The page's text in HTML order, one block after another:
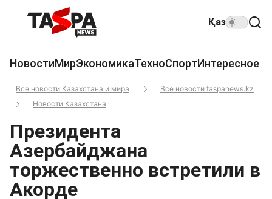
Қаз
НовостиМирЭкономикаТехноСпортИнтересное
Все новости Казахстана и мира
Все новости taspanews.kz
Новости Казахстана
Президента
Азербайджана
торжественно встретили в
Акорде